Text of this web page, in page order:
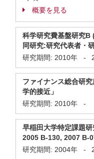
概要を見る
科学研究費基盤研究
同研究:研究代表者・
研究期間: 2010年 -
ファイナンス総合研
学的接近」
研究期間: 2010年 -
早稲田大学特定課題
2005 B-130, 2007 B-
研究期間: 2004年 -